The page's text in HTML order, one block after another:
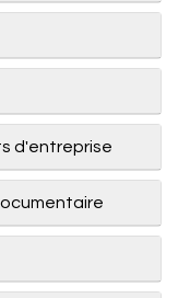
d'entreprise